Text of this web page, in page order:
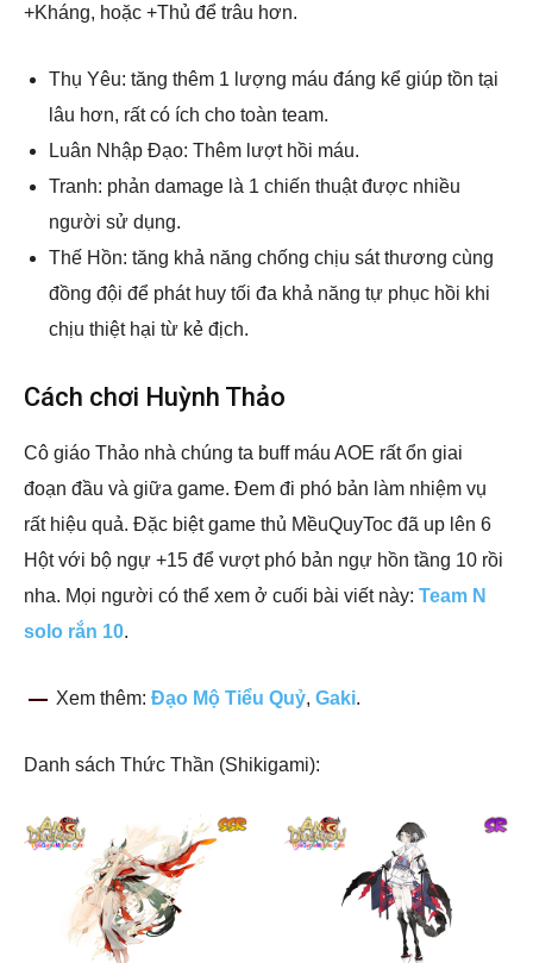
+Kháng, hoặc +Thủ để trâu hơn.
Thụ Yêu: tăng thêm 1 lượng máu đáng kể giúp tồn tại
lâu hơn, rất có ích cho toàn team.
Luân Nhập Đạo: Thêm lượt hồi máu.
Tranh: phản damage là 1 chiến thuật được nhiều
người sử dụng.
Thế Hồn: tăng khả năng chống chịu sát thương cùng
đồng đội để phát huy tối đa khả năng tự phục hồi khi
chịu thiệt hại từ kẻ địch.
Cách chơi Huỳnh Thảo
Cô giáo Thảo nhà chúng ta buff máu AOE rất ổn giai
đoạn đầu và giữa game. Đem đi phó bản làm nhiệm vụ
rất hiệu quả. Đặc biệt game thủ MềuQuyToc đã up lên 6
Hột với bộ ngự +15 để vượt phó bản ngự hồn tầng 10 rồi
nha. Mọi người có thể xem ở cuối bài viết này: Team N
solo rắn 10.
Xem thêm: Đạo Mộ Tiểu Quỷ, Gaki.
Danh sách Thức Thần (Shikigami):